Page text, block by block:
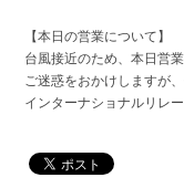
【本日の営業について】
台風接近のため、本日営
ご迷惑をおかけしますが
インターナショナルリレ